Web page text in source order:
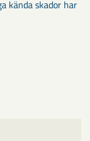
kända skador har